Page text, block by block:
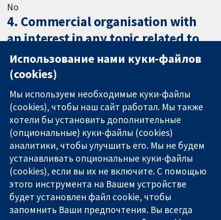
No
4. Commercial organisation with
an interest in any topic related to
health care or medical research
No
Надёжные
доказательства
Информированные
решения
Во благо
11-13 Cavendish
Square
London
W1G 0AN
United Kingdom
Связаться с
нами
Новости
Пресс-
служба
О нас
Работа
Использование нами куки-файлов
(cookies)
Мы используем необходимые куки-файлы
(cookies), чтобы наш сайт работал. Мы также
хотели бы установить дополнительные
(опциональные) куки-файлы (cookies)
аналитики, чтобы улучшить его. Мы не будем
устанавливать опциональные куки-файлы
(cookies), если вы их не включите. С помощью
этого инструмента на Вашем устройстве
будет установлен файл cookie, чтобы
запомнить Ваши предпочтения. Вы всегда